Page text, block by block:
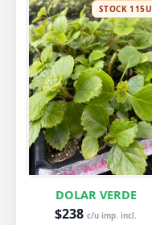
STOCK 115U
DOLAR VERDE
$238 c/u imp. incl.